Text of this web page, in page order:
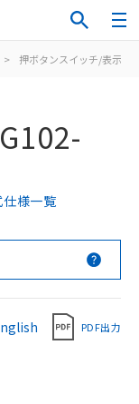
> 押ボタンスイッチ/表示灯
様一覧
PDF出力